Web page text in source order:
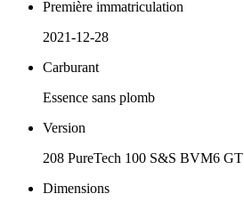
Première immatriculation
2021-12-28
Carburant
Essence sans plomb
Version
208 PureTech 100 S&S BVM6 GT
Dimensions